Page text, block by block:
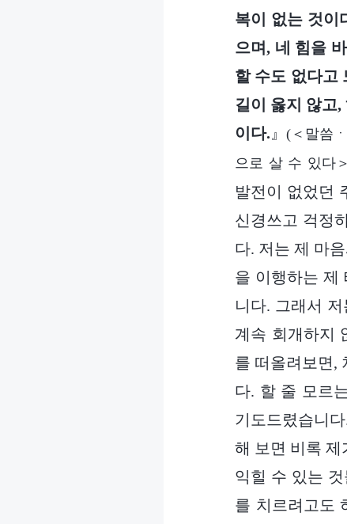
복이 없는 것이
으며, 네 힘을
할 수도 없다고
길이 옳지 않고
이다. 』 (＜말씀
으로 살 수 있다
발전이 없었던
신경쓰고 걱정
다. 저는 제 마
을 이행하는 제
니다. 그래서
계속 회개하지
를 떠올려보면,
다. 할 줄 모르
기도드렸습니
해 보면 비록 제
익힐 수 있는
를 치르려고도